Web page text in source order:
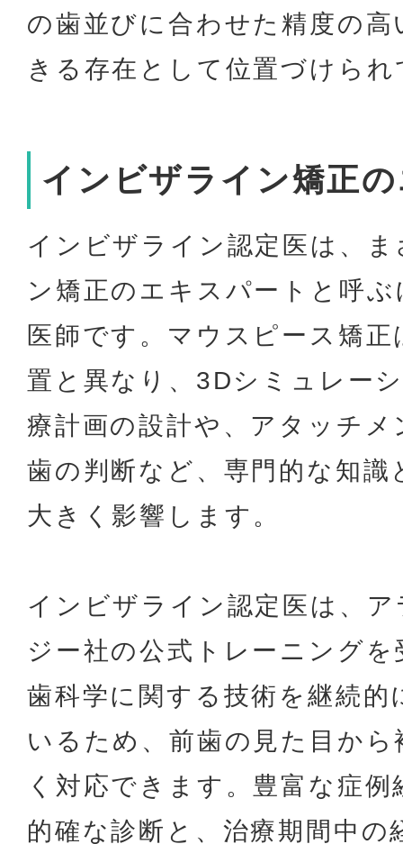
の歯並びに合わせた精度の
きる存在として位置づけら
インビザライン矯正
インビザライン認定医は、
ン矯正のエキスパートと呼
医師です。マウスピース矯
置と異なり、3Dシミュレー
療計画の設計や、アタッチ
歯の判断など、専門的な知識
大きく影響します。
インビザライン認定医は、
ジー社の公式トレーニング
歯科学に関する技術を継続
いるため、前歯の見た目か
く対応できます。豊富な症
的確な診断と、治療期間中